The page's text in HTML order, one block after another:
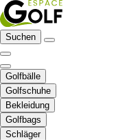
Suchen
Golfbälle
Golfschuhe
Bekleidung
Golfbags
Schläger